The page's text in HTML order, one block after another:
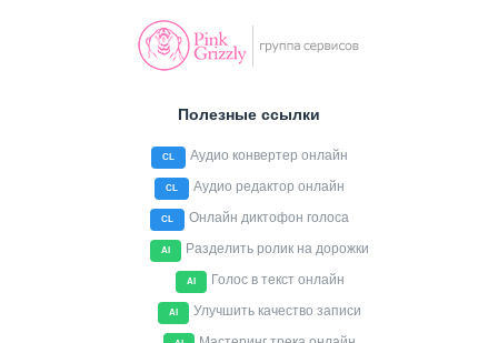
Полезные ссылки
CL Аудио конвертер онлайн
CL Аудио редактор онлайн
CL Онлайн диктофон голоса
AI Разделить ролик на дорожки
AI Голос в текст онлайн
AI Улучшить качество записи